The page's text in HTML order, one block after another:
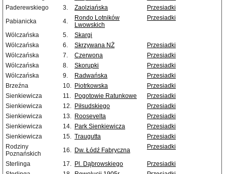
Paderewskiego
3. Zaolziańska
Przesiadki
Pabianicka
4.
Rondo Lotników
Lwowskich
Przesiadki
Wólczańska 5.
Skargi
Wólczańska
6. Skrzywana NŻ
Przesiadki
Wólczańska
7. Czerwona
Przesiadki
Wólczańska
8. Skorupki
Przesiadki
Wólczańska
9. Radwańska
Przesiadki
Brzeźna
10. Piotrkowska
Przesiadki
Sienkiewicza
11. Pogotowie Ratunkowe
Przesiadki
Sienkiewicza
12. Piłsudskiego
Przesiadki
Sienkiewicza
13. Roosevelta
Przesiadki
Sienkiewicza
14. Park Sienkiewicza
Przesiadki
Sienkiewicza
15. Traugutta
Przesiadki
Rodziny
Poznańskich
16. Dw. Łódź Fabryczna Przesiadki
Sterlinga 17. Pl. Dąbrowskiego
Przesiadki